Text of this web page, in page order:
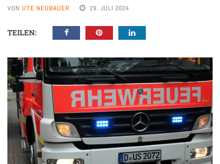
VON UTE NEUBAUER 29. JULI 2024
TEILEN: